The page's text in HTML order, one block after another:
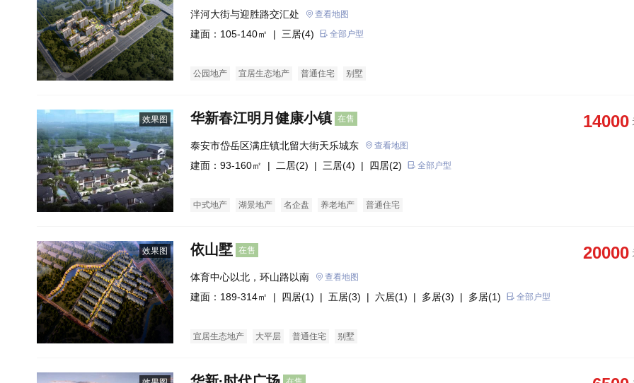
泮河大街与迎胜路交汇处 查看地图
建面：105-140㎡ | 三居(4) 全部户型
公园地产 宜居生态地产 普通住宅 别墅
效果图 华新春江明月健康小镇 在售 14000
泰安市岱岳区满庄镇北留大街天乐城东 查看地图
建面：93-160㎡ | 二居(2) | 三居(4) | 四居(2) 全部户型
中式地产 湖景地产 名企盘 养老地产 普通住宅
效果图 依山墅 在售 20000
体育中心以北，环山路以南 查看地图
建面：189-314㎡ | 四居(1) | 五居(3) | 六居(1) | 多居(3) | 多居(1) 全部户型
宜居生态地产 大平层 普通住宅 别墅